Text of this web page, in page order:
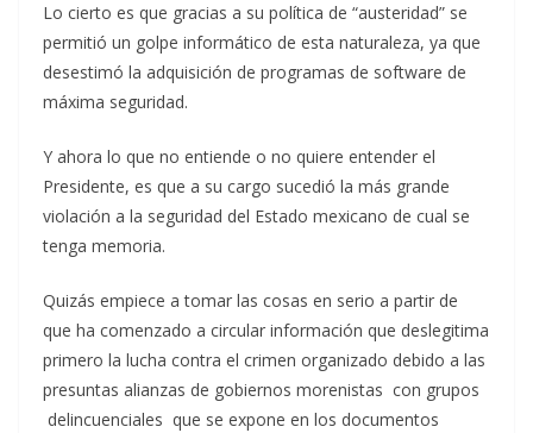
Lo cierto es que gracias a su política de “austeridad” se
permitió un golpe informático de esta naturaleza, ya que
desestimó la adquisición de programas de software de
máxima seguridad.
Y ahora lo que no entiende o no quiere entender el
Presidente, es que a su cargo sucedió la más grande
violación a la seguridad del Estado mexicano de cual se
tenga memoria.
Quizás empiece a tomar las cosas en serio a partir de
que ha comenzado a circular información que deslegitima
primero la lucha contra el crimen organizado debido a las
presuntas alianzas de gobiernos morenistas con grupos
delincuenciales que se expone en los documentos